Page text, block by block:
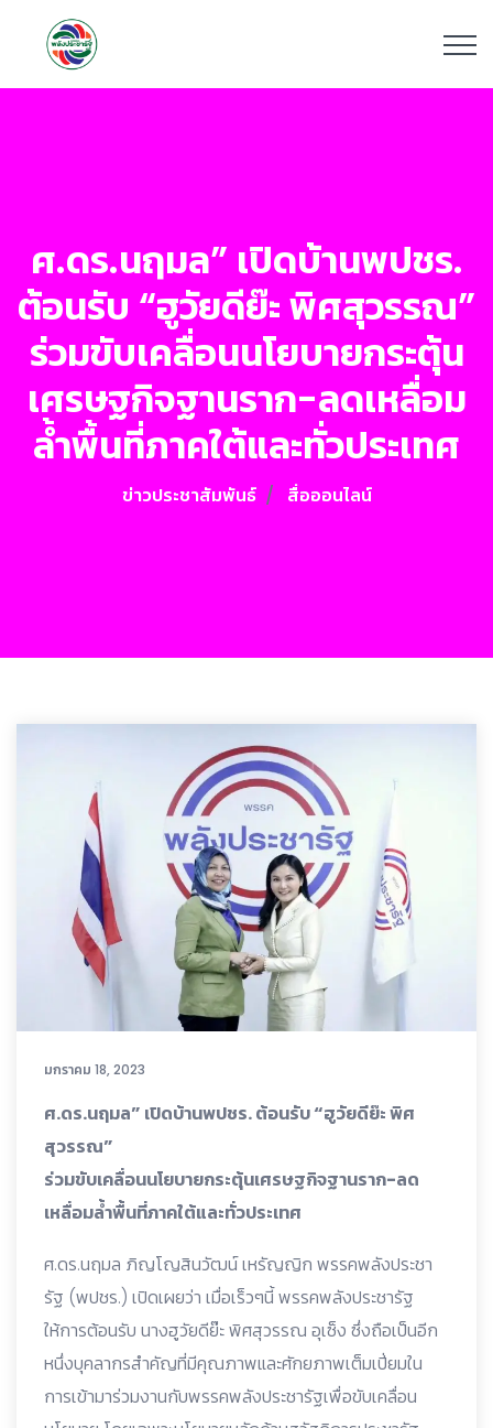
ศ.ดร.นฤมล” เปิดบ้านพปชร.
ต้อนรับ “ฮูวัยดีย๊ะ พิศสุวรรณ”
ร่วมขับเคลื่อนนโยบายกระตุ้น
เศรษฐกิจฐานราก-ลดเหลื่อม
ล้ำพื้นที่ภาคใต้และทั่วประเทศ
ข่าวประชาสัมพันธ์ สื่อออนไลน์
มกราคม 18, 2023
ศ.ดร.นฤมล” เปิดบ้านพปชร. ต้อนรับ “ฮูวัยดีย๊ะ พิศ
สุวรรณ”
ร่วมขับเคลื่อนนโยบายกระตุ้นเศรษฐกิจฐานราก-ลด
เหลื่อมล้ำพื้นที่ภาคใต้และทั่วประเทศ
ศ.ดร.นฤมล ภิญโญสินวัฒน์ เหรัญญิก พรรคพลังประชา
รัฐ (พปชร.) เปิดเผยว่า เมื่อเร็วๆนี้ พรรคพลังประชารัฐ
ให้การต้อนรับ นางฮูวัยดีย๊ะ พิศสุวรรณ อุเซ็ง ซึ่งถือเป็นอีก
หนึ่งบุคลากรสำคัญที่มีคุณภาพและศักยภาพเต็มเปี่ยมใน
การเข้ามาร่วมงานกับพรรคพลังประชารัฐเพื่อขับเคลื่อน